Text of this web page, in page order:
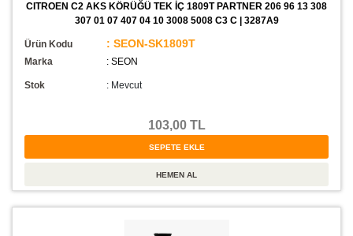
CITROEN C2 AKS KÖRÜĞÜ TEK İÇ 1809T PARTNER 206 96 13 308
307 01 07 407 04 10 3008 5008 C3 C | 3287A9
Ürün Kodu : SEON-SK1809T
Marka : SEON
Stok : Mevcut
103,00 TL